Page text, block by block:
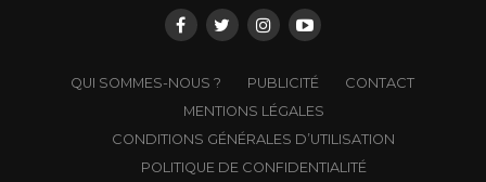
QUI SOMMES-NOUS ? PUBLICITÉ
CONTACT
MENTIONS LÉGALES
CONDITIONS GÉNÉRALES D’UTILISATION
POLITIQUE DE CONFIDENTIALITÉ